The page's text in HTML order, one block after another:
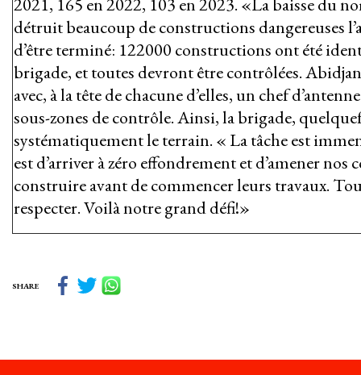
2021, 165 en 2022, 103 en 2023. «La baisse du
détruit beaucoup de constructions dangereuses
d’être terminé: 122000 constructions ont été
brigade, et toutes devront être contrôlées.
avec, à la tête de chacune d’elles, un chef
sous-zones de contrôle. Ainsi, la brigade,
systématiquement le terrain. « La tâche est
est d’arriver à zéro effondrement et d’amener
construire avant de commencer leurs travaux.
respecter. Voilà notre grand défi!»
SHARE